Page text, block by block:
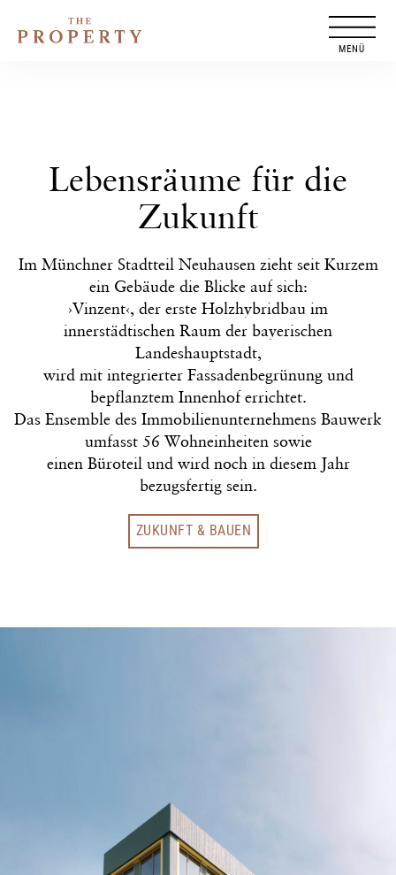
Inhalt
Lebensräume für die
Zukunft
Im Münchner Stadtteil Neuhausen zieht seit Kurzem
ein Gebäude die Blicke auf sich:
›Vinzent‹, der erste Holzhybridbau im
innerstädtischen Raum der bayerischen
Landeshauptstadt,
wird mit integrierter Fassadenbegrünung und
bepflanztem Innenhof errichtet.
Das Ensemble des Immobilienunternehmens Bauwerk
umfasst 56 Wohneinheiten sowie
einen Büroteil und wird noch in diesem Jahr
bezugsfertig sein.
ZUKUNFT & BAUEN